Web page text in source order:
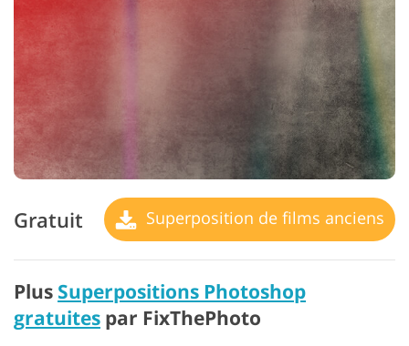
Gratuit Superposition de films anciens
Plus Superpositions Photoshop
gratuites par FixThePhoto